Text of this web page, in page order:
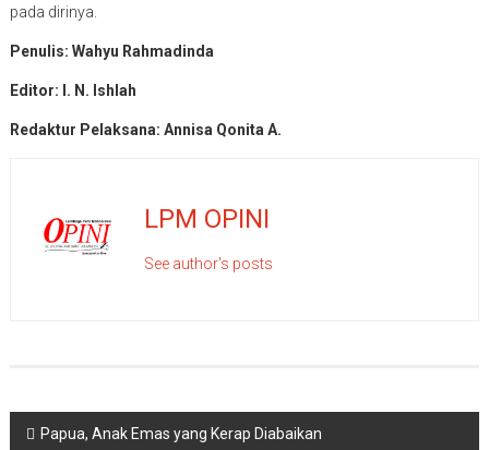
pada dirinya.
Penulis: Wahyu Rahmadinda
Editor: I. N. Ishlah
Redaktur Pelaksana: Annisa Qonita A.
LPM OPINI
See author's posts
Navigasi
Papua, Anak Emas yang Kerap Diabaikan